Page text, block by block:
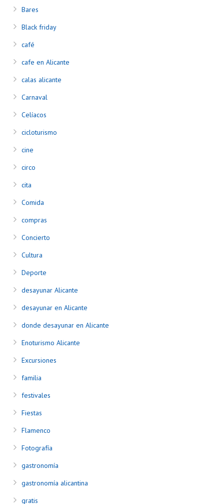
Bares
Black friday
café
cafe en Alicante
calas alicante
Carnaval
Celíacos
cicloturismo
cine
circo
cita
Comida
compras
Concierto
Cultura
Deporte
desayunar Alicante
desayunar en Alicante
donde desayunar en Alicante
Enoturismo Alicante
Excursiones
familia
festivales
Fiestas
Flamenco
Fotografía
gastronomía
gastronomía alicantina
gratis